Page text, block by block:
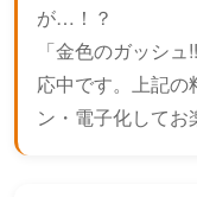
が…！？
「金色のガッシ
応中です。上記の
ン・電子化してお